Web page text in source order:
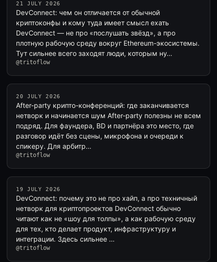
21 JULY 2026
DevConnect: чем он отличается от обычной
криптоконфы и кому туда имеет смысл ехать
DevConnect — не про «послушать звёзд», а про
плотную рабочую среду вокруг Ethereum-экосистемы.
Тут сильнее всего заходят люди, которым ну…
@tritoflow
20 JULY 2026
After-party крипто-конференций: где заканчивается
нетворк и начинается шум After-party полезны не всем
подряд. Для фаундера, BD и партнёра это место, где
разговор идёт без сцены, микрофона и очереди к
спикеру. Для арбитр…
@tritoflow
19 JULY 2026
DevConnect: почему это не про хайп, а про техничный
нетворк для криптопроектов DevConnect обычно
читают как не «шоу для толпы», а как рабочую среду
для тех, кто делает продукт, инфраструктуру и
интеграции. Здесь сильнее …
@tritoflow